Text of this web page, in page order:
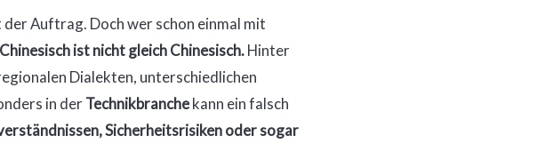
der Auftrag. Doch wer schon einmal mit
Chinesisch ist nicht gleich Chinesisch.Hinter
Dialekten, unterschiedlichen
in der Technikbranchekann ein falsch
Sicherheitsrisiken oder sogar